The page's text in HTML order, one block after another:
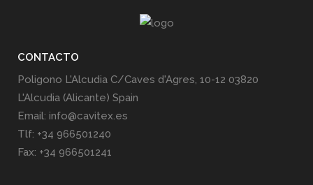
CONTACTO
Poligono L'Alcudia C/Caves d'Agres, 10-12 03820
L'Alcudia (Alicante) Spain
Email: info@cavitex.es
Tlf: +34 966501240
Fax: +34 966501241